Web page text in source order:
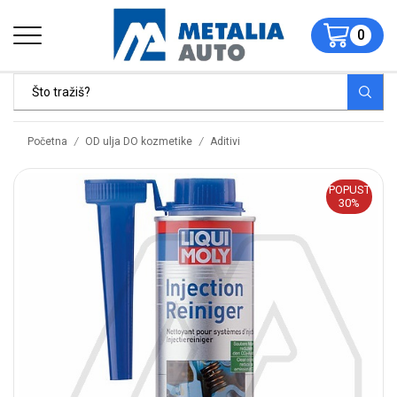
0
Početna / OD ulja DO kozmetike / Aditivi
POPUST
30%